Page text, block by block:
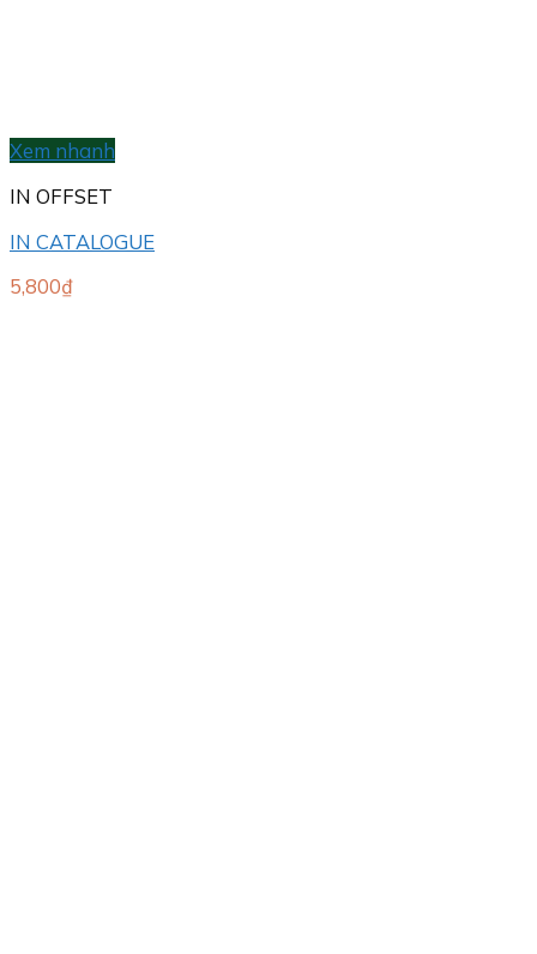
Xem nhanh
IN OFFSET
IN CATALOGUE
5,800₫